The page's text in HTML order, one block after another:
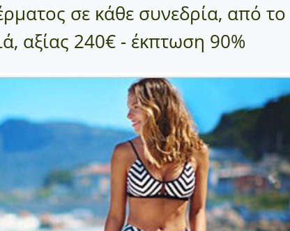
σε κάθε συνεδρία, από το
αξίας 240€ - έκπτωση 90%